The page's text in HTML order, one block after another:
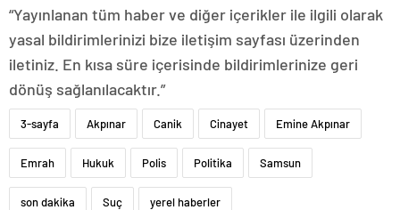
“Yayınlanan tüm haber ve diğer içerikler ile ilgili olarak
yasal bildirimlerinizi bize iletişim sayfası üzerinden
iletiniz. En kısa süre içerisinde bildirimlerinize geri
dönüş sağlanılacaktır.”
3-sayfa Akpınar Canik Cinayet Emine Akpınar
Emrah Hukuk Polis Politika Samsun
son dakika Suç yerel haberler